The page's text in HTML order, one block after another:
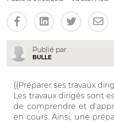
Publié par
BULLE
{{Préparer ses travaux
Les travaux dirigés sont
de comprendre et
en cours. Ainsi, une